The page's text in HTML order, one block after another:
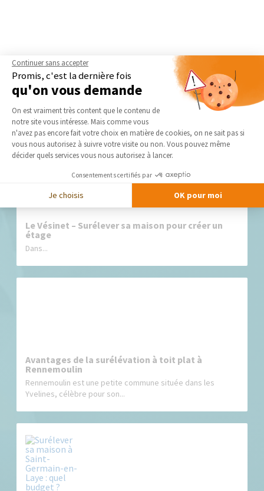
Nos derniers conseils et actus
Le Vésinet – Surélever sa maison pour créer un
étage
Dans...
Avantages de la surélévation à toit plat à
Rennemoulin
Rennemoulin est une petite commune située dans les
Yvelines, célèbre pour son...
Continuer sans accepter
Promis, c'est la dernière fois
qu'on vous demande
Plateforme de Gestion du
On est vraiment très content que le contenu de
notre site vous intéresse. Mais comme vous
n'avez pas encore fait votre choix en matière de cookies, on ne sait pas si
vous nous autorisez à suivre votre visite ou non. Vous pouvez même
décider quels services vous nous autorisez à lancer.
Consentements certifiés par
Je choisis OK pour moi
Axeptio consent